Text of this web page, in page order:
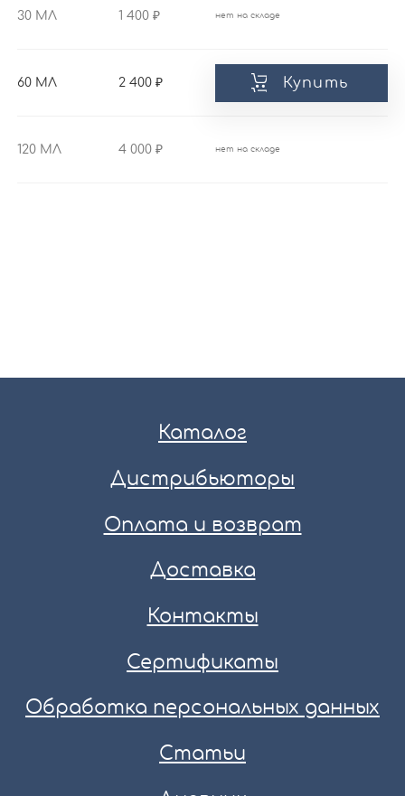
30 МЛ 1 400 нет на складе
60 МЛ 2 400 Купить
120 МЛ 4 000 нет на складе
Каталог
Дистрибьюторы
Оплата и возврат
Доставка
Контакты
Сертификаты
Обработка персональных данных
Статьи